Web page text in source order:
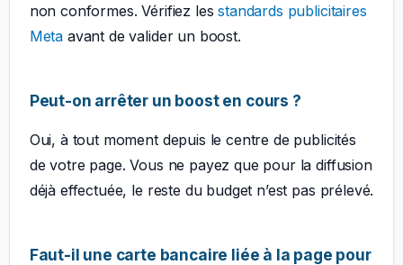
non conformes. Vérifiez lesstandards publicitaires
Meta avant de valider un boost.
Peut-on arrêter un boost en cours ?
Oui, à tout moment depuis le centre de publicités
de votre page. Vous ne payez que pour la diffusion
déjà effectuée, le reste du budget n’est pas prélevé.
Faut-il une carte bancaire liée à la page pour